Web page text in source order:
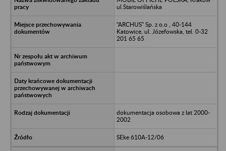
ul.Starowiślańska
"ARCHUS" Sp. z o.o , 40-144
Katowice, ul. Józefowska, tel. 0-32
201 65 65
dokumentacja osobowa z lat 2000-
2002
SEke 610A-12/06